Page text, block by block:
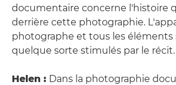
documentaire concerne l'histoire
derrière cette photographie.
photographe et tous les éléments
quelque sorte stimulés par le récit.
Helen : Dans la photographie